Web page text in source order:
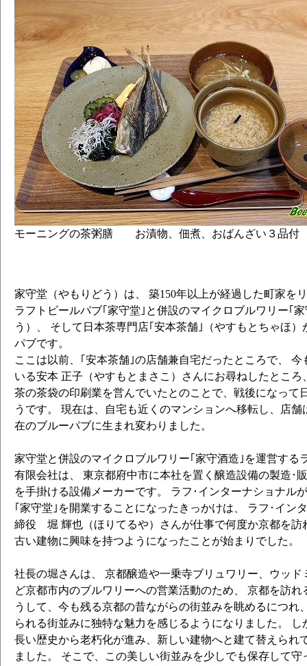
モーニングの茶粥膳 お漬物、佃煮、おばんざい３品付
家守堂（やもりどう）は、 築150年以上が経過した町家を
ラフトビールパブ｢家守堂｣と併設のマイクロブルワリー｢
う）、 そして日本茶専門店｢安本茶舗｣（やすもとちゃほ
パブです。
ここは以前、｢安本茶舗｣の店舗兼自宅だったところで、
いる安本 正子（やすもとまさこ）さんにお尋ねしたとこ
茶の茶袋の印刷業を営んでいたとのことで、戦後になって
うです。 現在は、自宅も近くのマンションへ移転し、店
在のブルーパブに生まれ変わりました。
家守堂と併設のマイクロブルワリー｢家守酒造｣を運営する
有限会社は、 東京都府中市に本社を置く醸造設備の製造･
を手掛ける設備メーカーです。 ラフ･インターナショナル
｢家守堂｣を開業することになったきっかけは、 ラフ･イン
締役 堀 輝也（ほりてるや）さんが仕事で何度か京都を訪
古い建物に興味を持つようになったことが始まりでした。
社長の堀さんは、 京都醸造や一乗寺ブリュワリー、ウッド
ど京都市内のブルワリーへの営業活動のため、 京都を訪
うして、今も残る京都の昔ながらの街並みを眺めるにつれ
られる街並みに独特な魅力を感じるようになりました。
長い歴史から老朽化が進み、新しい建物へと建て替えられ
ました。 そこで、この美しい街並みを少しでも保存して